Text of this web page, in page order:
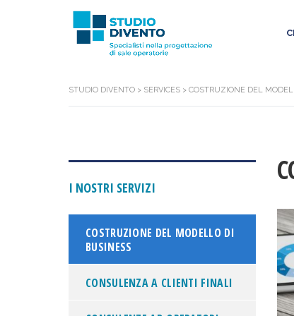
STUDIO DIVENTO > SERVICES > COSTRUZIONE DEL
I NOSTRI SERVIZI
COSTRUZIONE DEL MODELLO DI
BUSINESS
CONSULENZA A CLIENTI FINALI